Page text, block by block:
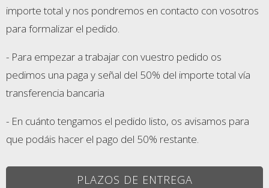
importe total y nos pondremos en contacto con vosotros
para formalizar el pedido.
- Para empezar a trabajar con vuestro pedido os
pedimos una paga y señal del 50% del importe total vía
transferencia bancaria
- En cuánto tengamos el pedido listo, os avisamos para
que podáis hacer el pago del 50% restante.
PLAZOS DE ENTREGA